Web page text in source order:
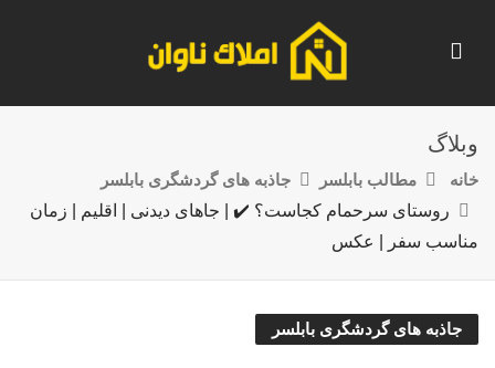
وبلاگ
خانه مطالب بابلسر
جاذبه های گردشگری بابلسر
روستای سرحمام کجاست؟ ✔️ | جاهای دیدنی | اقلیم | زمان
مناسب سفر | عکس
جاذبه های گردشگری بابلسر